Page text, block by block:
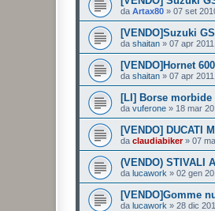
da Artax80 » 07 set
[VENDO]Suzuki
da shaitan » 07 apr
[VENDO]Hornet
da shaitan » 07 apr
[LI] Borse morbide
da vuferone » 18 mar
[VENDO] DUCATI
da claudiabiker» 07
(VENDO) STIVALI
da lucawork » 02 gen
[VENDO]Gomme
da lucawork » 28 dic